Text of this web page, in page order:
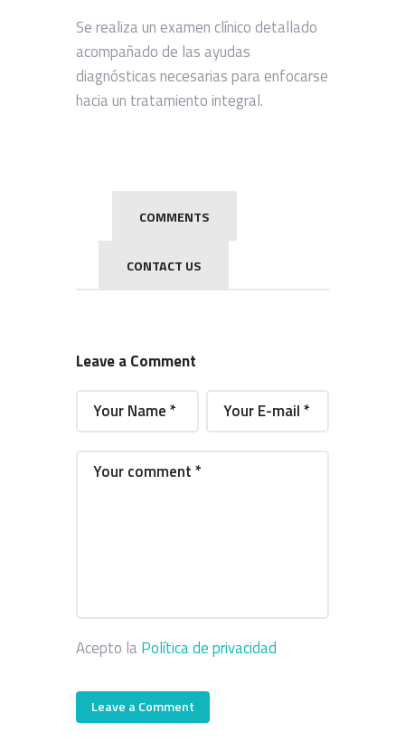
Se realiza un examen clínico detallado
acompañado de las ayudas
diagnósticas necesarias para enfocarse
hacia un tratamiento integral.
COMMENTS
CONTACT US
Leave a Comment
Acepto laPolítica de privacidad